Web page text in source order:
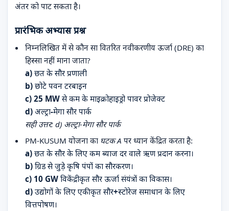
अंतर को पाट सकता है।
प्रारंभिक अभ्यास प्रश्न
निम्नलिखित में से कौन सा वितरित नवीकरणीय ऊर्जा (DRE) का
हिस्सा नहीं माना जाता?
a) छत के सौर प्रणाली
b) छोटे पवन टरबाइन
c) 25 MW से कम के माइक्रोहाइड्रो पावर प्रोजेक्ट
d) अल्ट्रा-मेगा सौर पार्क
सही उत्तर: d) अल्ट्रा-मेगा सौर पार्क
PM-KUSUM योजना का घटक A पर ध्यान केंद्रित करता है:
a) छत के सौर के लिए कम ब्याज दर वाले ऋण प्रदान करना।
b) ग्रिड से जुड़े कृषि पंपों का सौरकरण।
c) 10 GW विकेंद्रीकृत सौर ऊर्जा संयंत्रों का विकास।
d) उद्योगों के लिए एकीकृत सौर+स्टोरेज समाधान के लिए
वित्तपोषण।